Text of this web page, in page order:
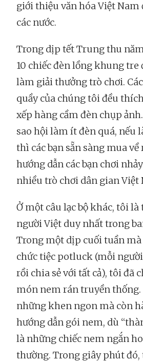
giới thiệu văn hóa Việt Nam
các nước.
Trong dịp tết Trung thu
10 chiếc đèn lồng khung tre
làm giải thưởng trò chơi.
quầy của chúng tôi đều
xếp hàng cầm đèn chụp
sao hội làm ít đèn quá, nếu
thì các bạn sẵn sàng mua
hướng dẫn các bạn chơi
nhiều trò chơi dân gian Việt
Ở một câu lạc bộ khác, tôi
người Việt duy nhất trong
Trong một dịp cuối tuần
chức tiệc potluck (mỗi
rồi chia sẻ với tất cả), tôi đã
món nem rán truyền thống.
những khen ngon mà còn
hướng dẫn gói nem, dù
là những chiếc nem ngắn
thường. Trong giây phút